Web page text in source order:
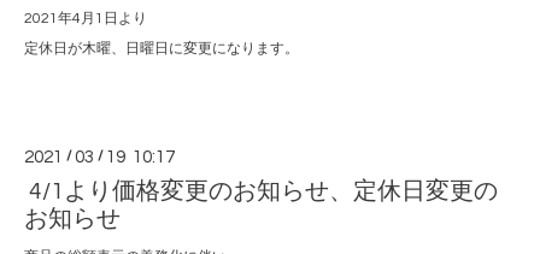
2021年4月1日より
定休日が木曜、日曜日に変更になります。
2021 /03 / 19 10:17
4/1より価格変更のお知らせ、定休日変更の
お知らせ